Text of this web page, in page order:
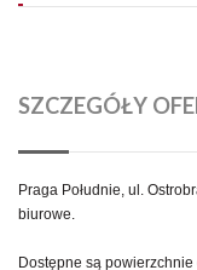
SZCZEGÓŁY
Praga Południe, ul.
biurowe.
Dostępne są